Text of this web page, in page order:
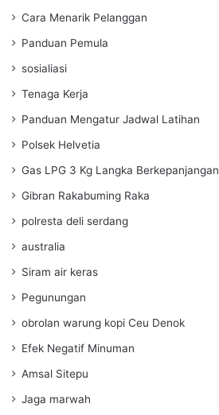
Cara Menarik Pelanggan
Panduan Pemula
sosialiasi
Tenaga Kerja
Panduan Mengatur Jadwal Latihan
Polsek Helvetia
Gas LPG 3 Kg Langka Berkepanjangan
Gibran Rakabuming Raka
polresta deli serdang
australia
Siram air keras
Pegunungan
obrolan warung kopi Ceu Denok
Efek Negatif Minuman
Amsal Sitepu
Jaga marwah